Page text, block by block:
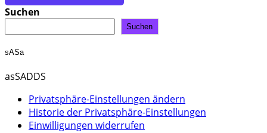
Suchen
Suchen
sASa
asSADDS
Privatsphäre-Einstellungen ändern
Historie der Privatsphäre-Einstellungen
Einwilligungen widerrufen